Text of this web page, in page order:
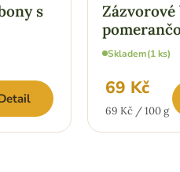
s
100 g
Skladem(1 ks)
69 Kč
Měrná
69 Kč / 100 g